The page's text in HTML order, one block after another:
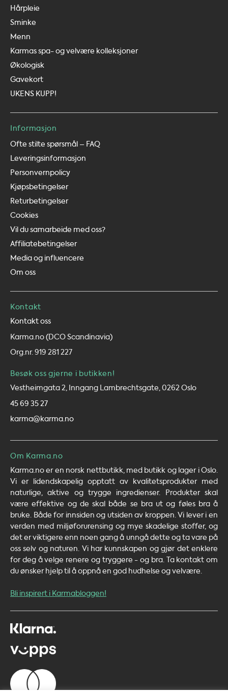
Hårpleie
Sminke
Menn
Karmas spa- og velvære kolleksjoner
Økologisk
Gavekort
UKENS KUPP!
Informasjon
Ofte stilte spørsmål – FAQ
Leveringsinformasjon
Personvernpolicy
Kjøpsbetingelser
Returbetingelser
Cookies
Vil du samarbeide med oss?
Affiliatebetingelser
Media og influencere
Om oss
Kontakt
Kontakt oss
Karma.no (DCO Scandinavia)
Org.nr. 919 281 227
Besøk oss gjerne i butikken!
Vestheimgata 2, Inngang Lambrechtsgate, 0262 Oslo
45 69 35 27
karma@karma.no
Om Karma.no
Karma.no er en norsk nettbutikk, med butikk og lager i Oslo.
Vi er lidendskapelig opptatt av kvalitetsprodukter med
naturlige, aktive og trygge ingredienser. Produkter skal
være effektive og de skal både se bra ut og føles bra å
bruke. Både for innsiden og utsiden av kroppen. Vi lever i en
verden med miljøforurensing og mye skadelige stoffer, og
det er viktigere enn noen gang å unngå dette og ta vare på
oss selv og naturen. Vi har kunnskapen og gjør det enklere
for deg å velge renere og tryggere - og bra. Ta kontakt om
du ønsker hjelp til å oppnå en god hudhelse og velvære.
Bli inspirert i Karmabloggen!